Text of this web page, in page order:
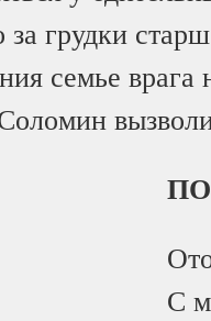
грудки
семье врага
С